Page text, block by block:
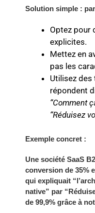
Solution simple :
Optez pour
explicites.
Mettez en
pas les
Utilisez
répondent
“Comment
“Réduisez
Exemple concret :
Une société SaaS
conversion de 35%
qui expliquait
native” par
de 99,9% grâce à